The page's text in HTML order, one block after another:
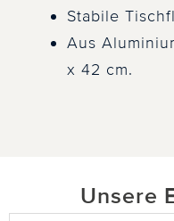
Stabile
Aus
x 42 cm.
Unsere